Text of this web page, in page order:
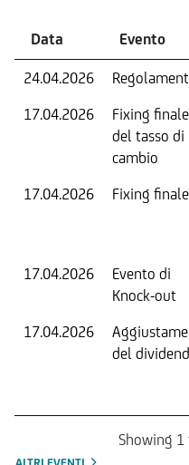
Data Evento
24.04.2026
17.04.2026
Fixing finale
del tasso di
cambio
17.04.2026 Fixing finale
17.04.2026
Evento di
Knock-out
17.04.2026
del
Showing